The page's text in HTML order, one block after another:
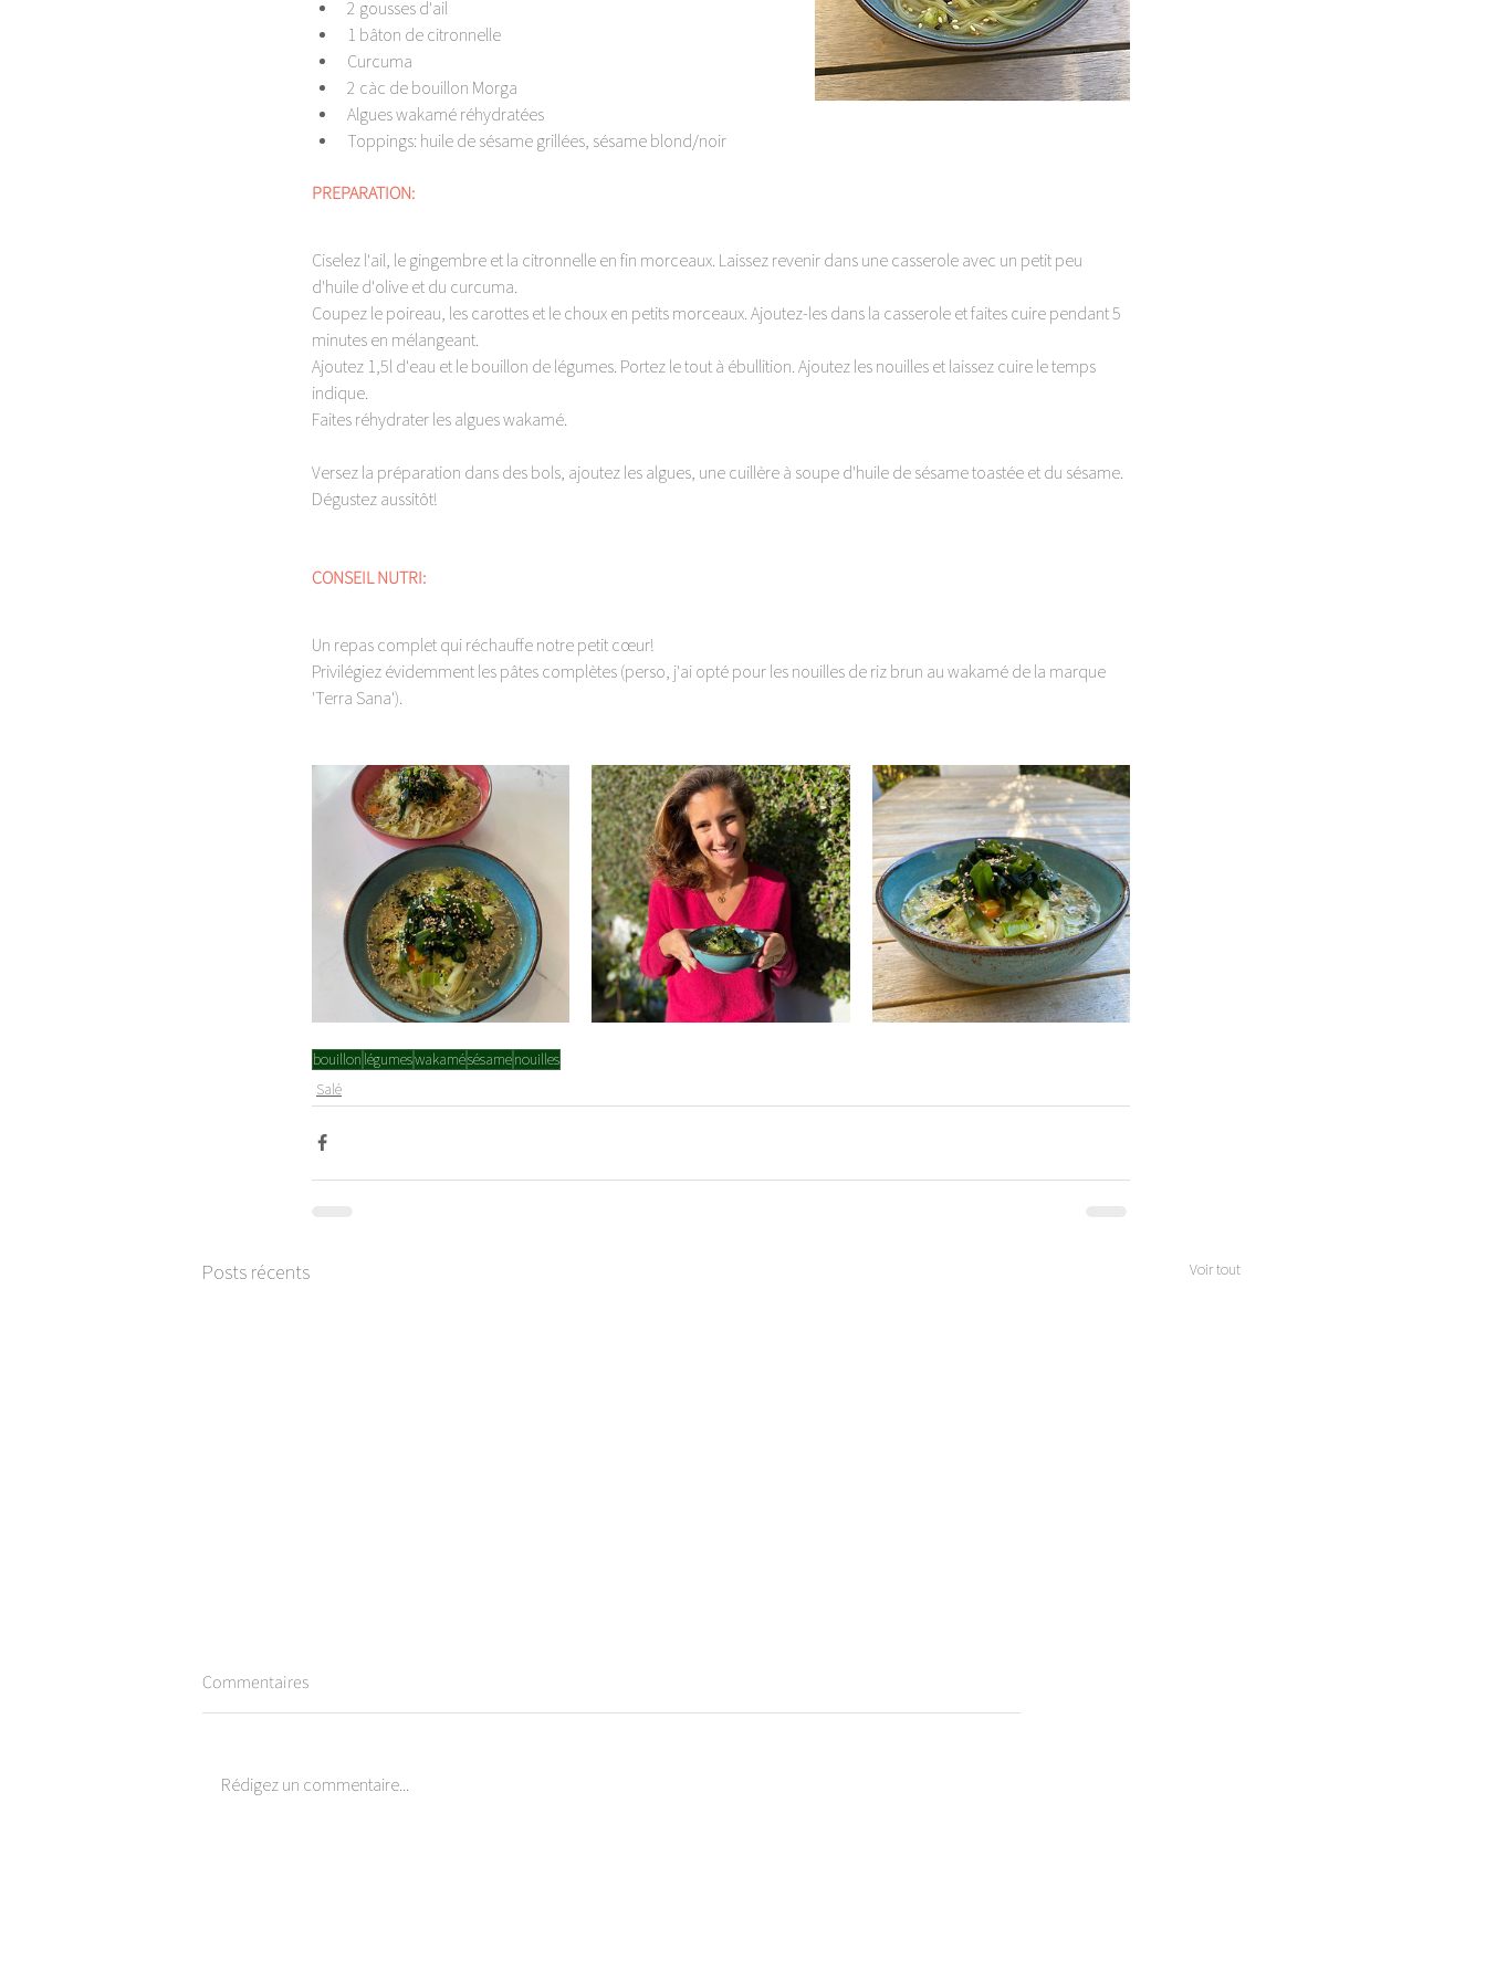
2 gousses d'ail
1 bâton de citronnelle
Curcuma
2 càc de bouillon Morga
Algues wakamé réhydratées
Toppings: huile de sésame grillées, sésame blond/noir
PREPARATION:
Ciselez l'ail, le gingembre et la citronnelle en fin morceaux. Laissez revenir dans une casserole avec un petit peu
d'huile d'olive et du curcuma.
Coupez le poireau, les carottes et le choux en petits morceaux. Ajoutez-les dans la casserole et faites cuire pendant 5
minutes en mélangeant.
Ajoutez 1,5l d'eau et le bouillon de légumes. Portez le tout à ébullition. Ajoutez les nouilles et laissez cuire le temps
indique.
Faites réhydrater les algues wakamé.
Versez la préparation dans des bols, ajoutez les algues, une cuillère à soupe d'huile de sésame toastée et du sésame.
Dégustez aussitôt!
CONSEIL NUTRI:
Un repas complet qui réchauffe notre petit cœur!
Privilégiez évidemment les pâtes complètes (perso, j'ai opté pour les nouilles de riz brun au wakamé de la marque
'Terra Sana').
bouillon légumeswakamésésamenouilles
Salé
Posts récents Voir tout
Commentaires
Rédigez un commentaire...